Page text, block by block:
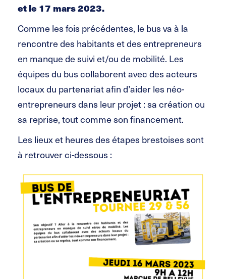
et le 17 mars 2023.
Comme les fois précédentes, le bus va à la
rencontre des habitants et des entrepreneurs
en manque de suivi et/ou de mobilité. Les
équipes du bus collaborent avec des acteurs
locaux du partenariat afin d’aider les néo-
entrepreneurs dans leur projet : sa création ou
sa reprise, tout comme son financement.
Les lieux et heures des étapes brestoises sont
à retrouver ci-dessous :